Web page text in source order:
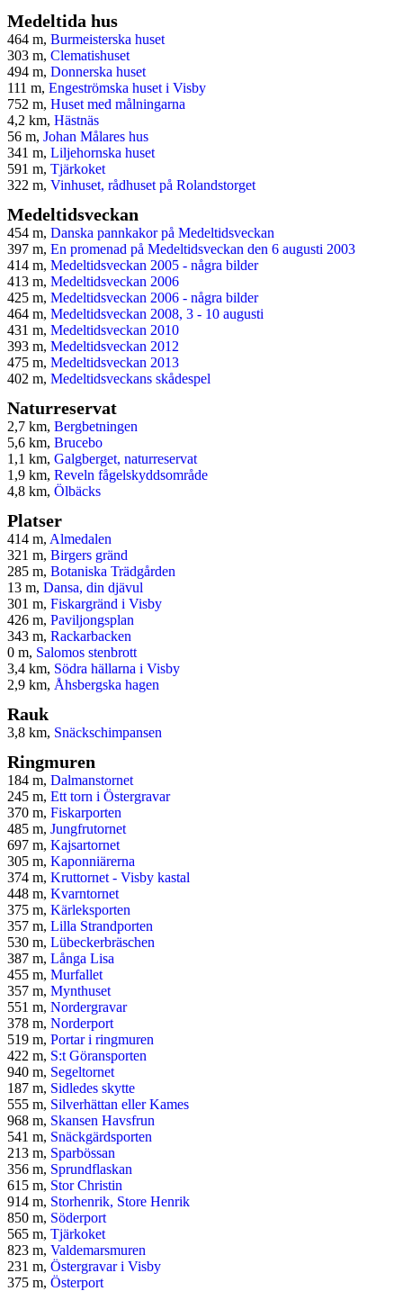
Medeltida hus
464 m, Burmeisterska huset
303 m, Clematishuset
494 m, Donnerska huset
111 m, Engeströmska huset i Visby
752 m, Huset med målningarna
4,2 km, Hästnäs
56 m, Johan Målares hus
341 m, Liljehornska huset
591 m, Tjärkoket
322 m, Vinhuset, rådhuset på Rolandstorget
Medeltidsveckan
454 m, Danska pannkakor på Medeltidsveckan
397 m, En promenad på Medeltidsveckan den 6 augusti 2003
414 m, Medeltidsveckan 2005 - några bilder
413 m, Medeltidsveckan 2006
425 m, Medeltidsveckan 2006 - några bilder
464 m, Medeltidsveckan 2008, 3 - 10 augusti
431 m, Medeltidsveckan 2010
393 m, Medeltidsveckan 2012
475 m, Medeltidsveckan 2013
402 m, Medeltidsveckans skådespel
Naturreservat
2,7 km, Bergbetningen
5,6 km, Brucebo
1,1 km, Galgberget, naturreservat
1,9 km, Reveln fågelskyddsområde
4,8 km, Ölbäcks
Platser
414 m, Almedalen
321 m, Birgers gränd
285 m, Botaniska Trädgården
13 m, Dansa, din djävul
301 m, Fiskargränd i Visby
426 m, Paviljongsplan
343 m, Rackarbacken
0 m, Salomos stenbrott
3,4 km, Södra hällarna i Visby
2,9 km, Åhsbergska hagen
Rauk
3,8 km, Snäckschimpansen
Ringmuren
184 m, Dalmanstornet
245 m, Ett torn i Östergravar
370 m, Fiskarporten
485 m, Jungfrutornet
697 m, Kajsartornet
305 m, Kaponniärerna
374 m, Kruttornet - Visby kastal
448 m, Kvarntornet
375 m, Kärleksporten
357 m, Lilla Strandporten
530 m, Lübeckerbräschen
387 m, Långa Lisa
455 m, Murfallet
357 m, Mynthuset
551 m, Nordergravar
378 m, Norderport
519 m, Portar i ringmuren
422 m, S:t Göransporten
940 m, Segeltornet
187 m, Sidledes skytte
555 m, Silverhättan eller Kames
968 m, Skansen Havsfrun
541 m, Snäckgärdsporten
213 m, Sparbössan
356 m, Sprundflaskan
615 m, Stor Christin
914 m, Storhenrik, Store Henrik
850 m, Söderport
565 m, Tjärkoket
823 m, Valdemarsmuren
231 m, Östergravar i Visby
375 m, Österport